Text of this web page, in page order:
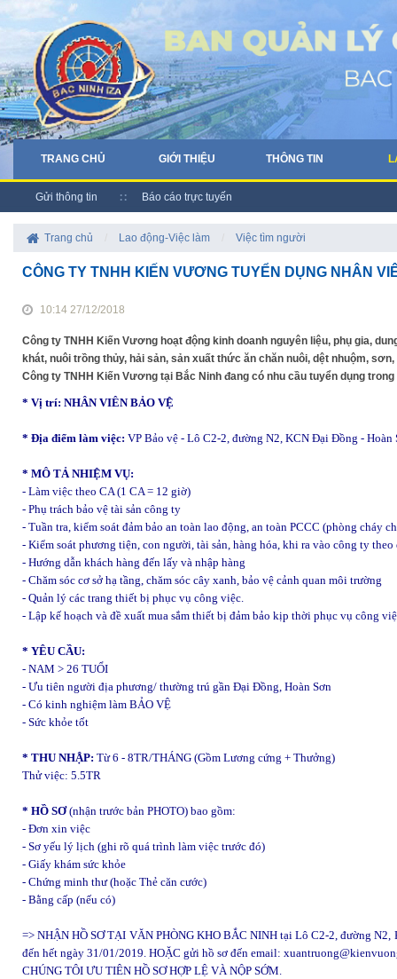
TRANG CHỦ GIỚI THIỆU THÔNG TIN
Gửi thông tin Báo cáo trực tuyến
Trang chủ Lao động-Việc làm Việc tìm người
CÔNG TY TNHH KIẾN VƯƠNG TUYỂN DỤNG NHÂN
10:14 27/12/2018
Công ty TNHH Kiến Vương hoạt động kinh doanh nguyên liệu, phụ gia,
khát, nuôi trồng thủy, hải sản, sản xuất thức ăn chăn nuôi, dệt nhuộm,
Công ty TNHH Kiến Vương tại Bắc Ninh đang có nhu cầu tuyển dụng trong
* Vị trí: NHÂN VIÊN BẢO VỆ
* Địa điểm làm việc: VP Bảo vệ - Lô C2-2, đường N2, KCN Đại Đồng -
* MÔ TẢ NHIỆM VỤ:
- Làm việc theo CA (1 CA = 12 giờ)
- Phụ trách bảo vệ tài sản công ty
- Tuần tra, kiểm soát đảm bảo an toàn lao động, an toàn PCCC (phòng cháy
- Kiểm soát phương tiện, con người, tài sản, hàng hóa, khi ra vào công ty
- Hướng dẫn khách hàng đến lấy và nhập hàng
- Chăm sóc cơ sở hạ tầng, chăm sóc cây xanh, bảo vệ cảnh quan môi trường
- Quản lý các trang thiết bị phục vụ công việc.
- Lập kế hoạch và đề xuất mua sắm thiết bị đảm bảo kịp thời phục vụ công
* YÊU CẦU:
- NAM > 26 TUỔI
- Ưu tiên người địa phương/ thường trú gần Đại Đồng, Hoàn Sơn
- Có kinh nghiệm làm BẢO VỆ
- Sức khỏe tốt
* THU NHẬP: Từ 6 - 8TR/THÁNG (Gồm Lương cứng + Thưởng)
Thử việc: 5.5TR
* HỒ SƠ(nhận trước bản PHOTO) bao gồm:
- Đơn xin việc
- Sơ yếu lý lịch (ghi rõ quá trình làm việc trước đó)
- Giấy khám sức khỏe
- Chứng minh thư (hoặc Thẻ căn cước)
- Bằng cấp (nếu có)
=> NHẬN HỒ SƠ TẠI VĂN PHÒNG KHO BẮC NINH tại Lô C2-2, đường
đến hết ngày 31/01/2019. HOẶC gửi hồ sơ đến email:
CHÚNG TÔI ƯU TIÊN HỒ SƠ HỢP LỆ VÀ NỘP SỚM.